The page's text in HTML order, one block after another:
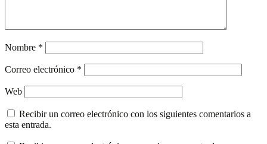
Nombre *
Correo electrónico *
Web
Recibir un correo electrónico con los siguientes comentarios a
esta entrada.